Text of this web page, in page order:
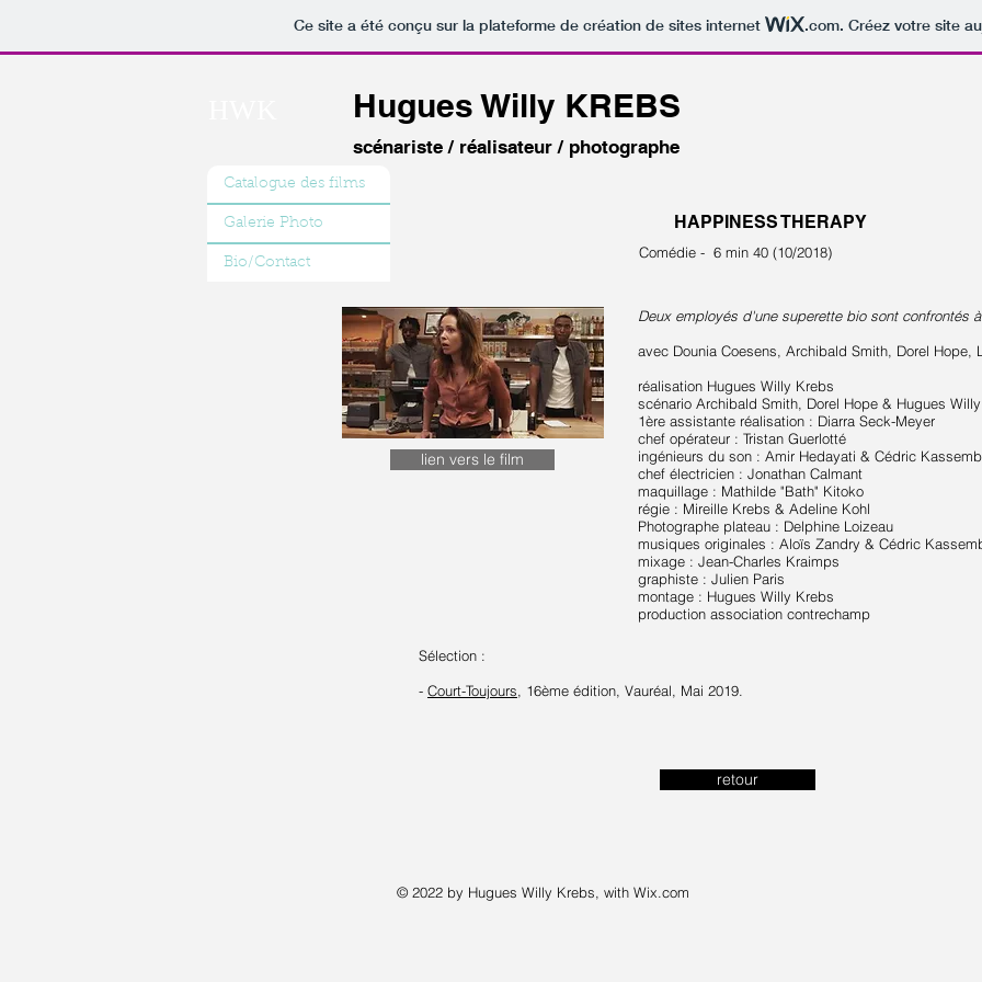
Ce site a été conçu sur la plateforme de création de sites internet .com. Créez votre site
Hugues Willy KREBS
scénariste / réalisateur / photographe
HAPPINESS THERAPY
Comédie - 6 min 40 (10/2018)
lien vers le film
Deux employés d'une superette bio sont confrontés
avec Dounia Coesens, Archibald Smith, Dorel Hope,
réalisation Hugues Willy Krebs
scénario Archibald Smith, Dorel Hope & Hugues
1ère assistante réalisation : Diarra Seck-Meyer
chef opérateur : Tristan Guerlotté
ingénieurs du son : Amir Hedayati & Cédric
chef électricien : Jonathan Calmant
maquillage : Mathilde "Bath" Kitoko
régie : Mireille Krebs & Adeline Kohl
Photographe plateau : Delphine Loizeau
musiques originales : Aloïs Zandry & Cédric
mixage : Jean-Charles Kraimps
graphiste : Julien Paris
montage : Hugues Willy Krebs
production association contrechamp
Sélection :
- Court-Toujours , 16ème édition, Vauréal, Mai 2019.
retour
Catalogue des films
Galerie Photo
Bio/Contact
© 2022 by Hugues Willy Krebs, with Wix.com